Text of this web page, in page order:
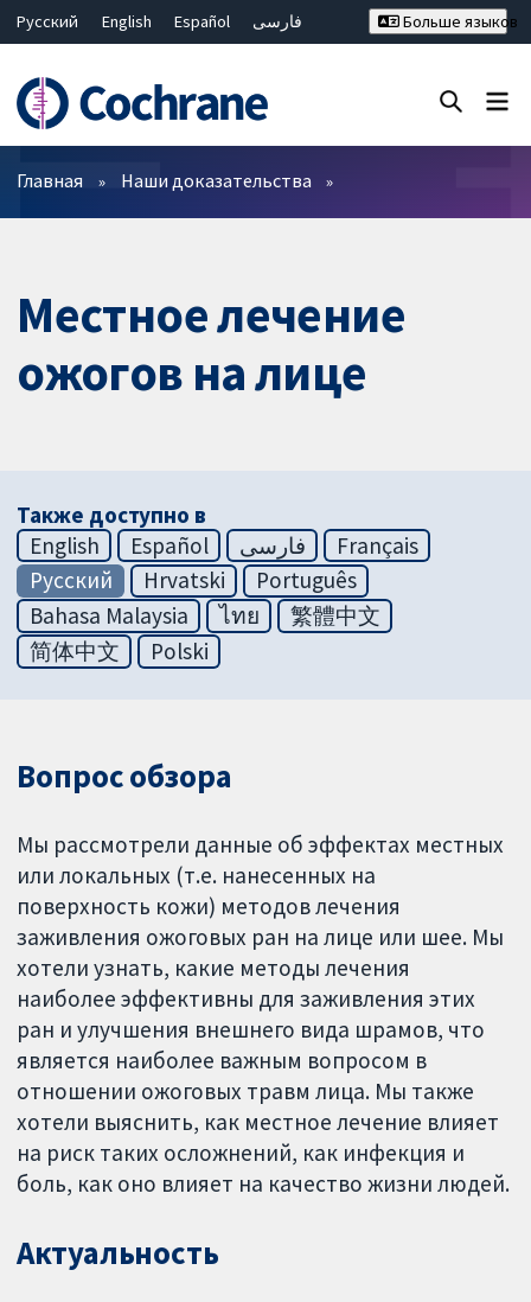
Русский English Español
فارسی
Bahasa Malaysia
ไทย
繁體中文
简体中文
Больше языков
Фильтры
Главная Наши доказательства
Местное лечение
ожогов на лице
Также доступно в
English
Español فارسی
Français
Русский
Hrvatski
Português
Bahasa Malaysia
ไทย
繁體中文
简体中文
Polski
Вопрос обзора
Мы рассмотрели данные об эффектах местных
или локальных (т.е. нанесенных на
поверхность кожи) методов лечения
заживления ожоговых ран на лице или шее. Мы
хотели узнать, какие методы лечения
наиболее эффективны для заживления этих
ран и улучшения внешнего вида шрамов, что
является наиболее важным вопросом в
отношении ожоговых травм лица. Мы также
хотели выяснить, как местное лечение влияет
на риск таких осложнений, как инфекция и
боль, как оно влияет на качество жизни людей.
Актуальность